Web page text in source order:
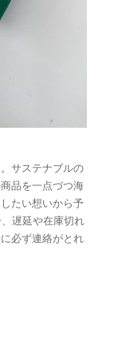
サステナブルの
品を一点づつ海
たい想いから予
遅延や在庫切れ
必ず連絡がとれ